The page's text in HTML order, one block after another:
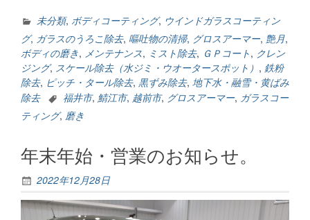
未分類, ボディコーティング, ウインドガラスコーティン
グ, ガラスのうろこ除去, 嘔吐物の清掃, グロスアーマー, 艶月,
ボディの磨き, メンテナンス, ミスト除去, ＧＰコート, クレン
ジング, スケール除去（水ジミ・ウオータースポット） , 鉄粉
除去, ピッチ・タール除去, 黒ずみ除去, 地下水・融雪・黄ばみ
除去
福井市, 鯖江市, 越前市, グロスアーマー, ガラスコー
ティング, 磨き
年末年始・営業のお知らせ。
2022年12月28日